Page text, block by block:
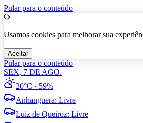
Pular para o conteúdo
Usamos cookies para melhorar sua
Aceitar
Pular para o conteúdo
SEX, 7 DE AGO.
20°C · 59%
Anhanguera: Livre
Luiz de Queiroz: Livre